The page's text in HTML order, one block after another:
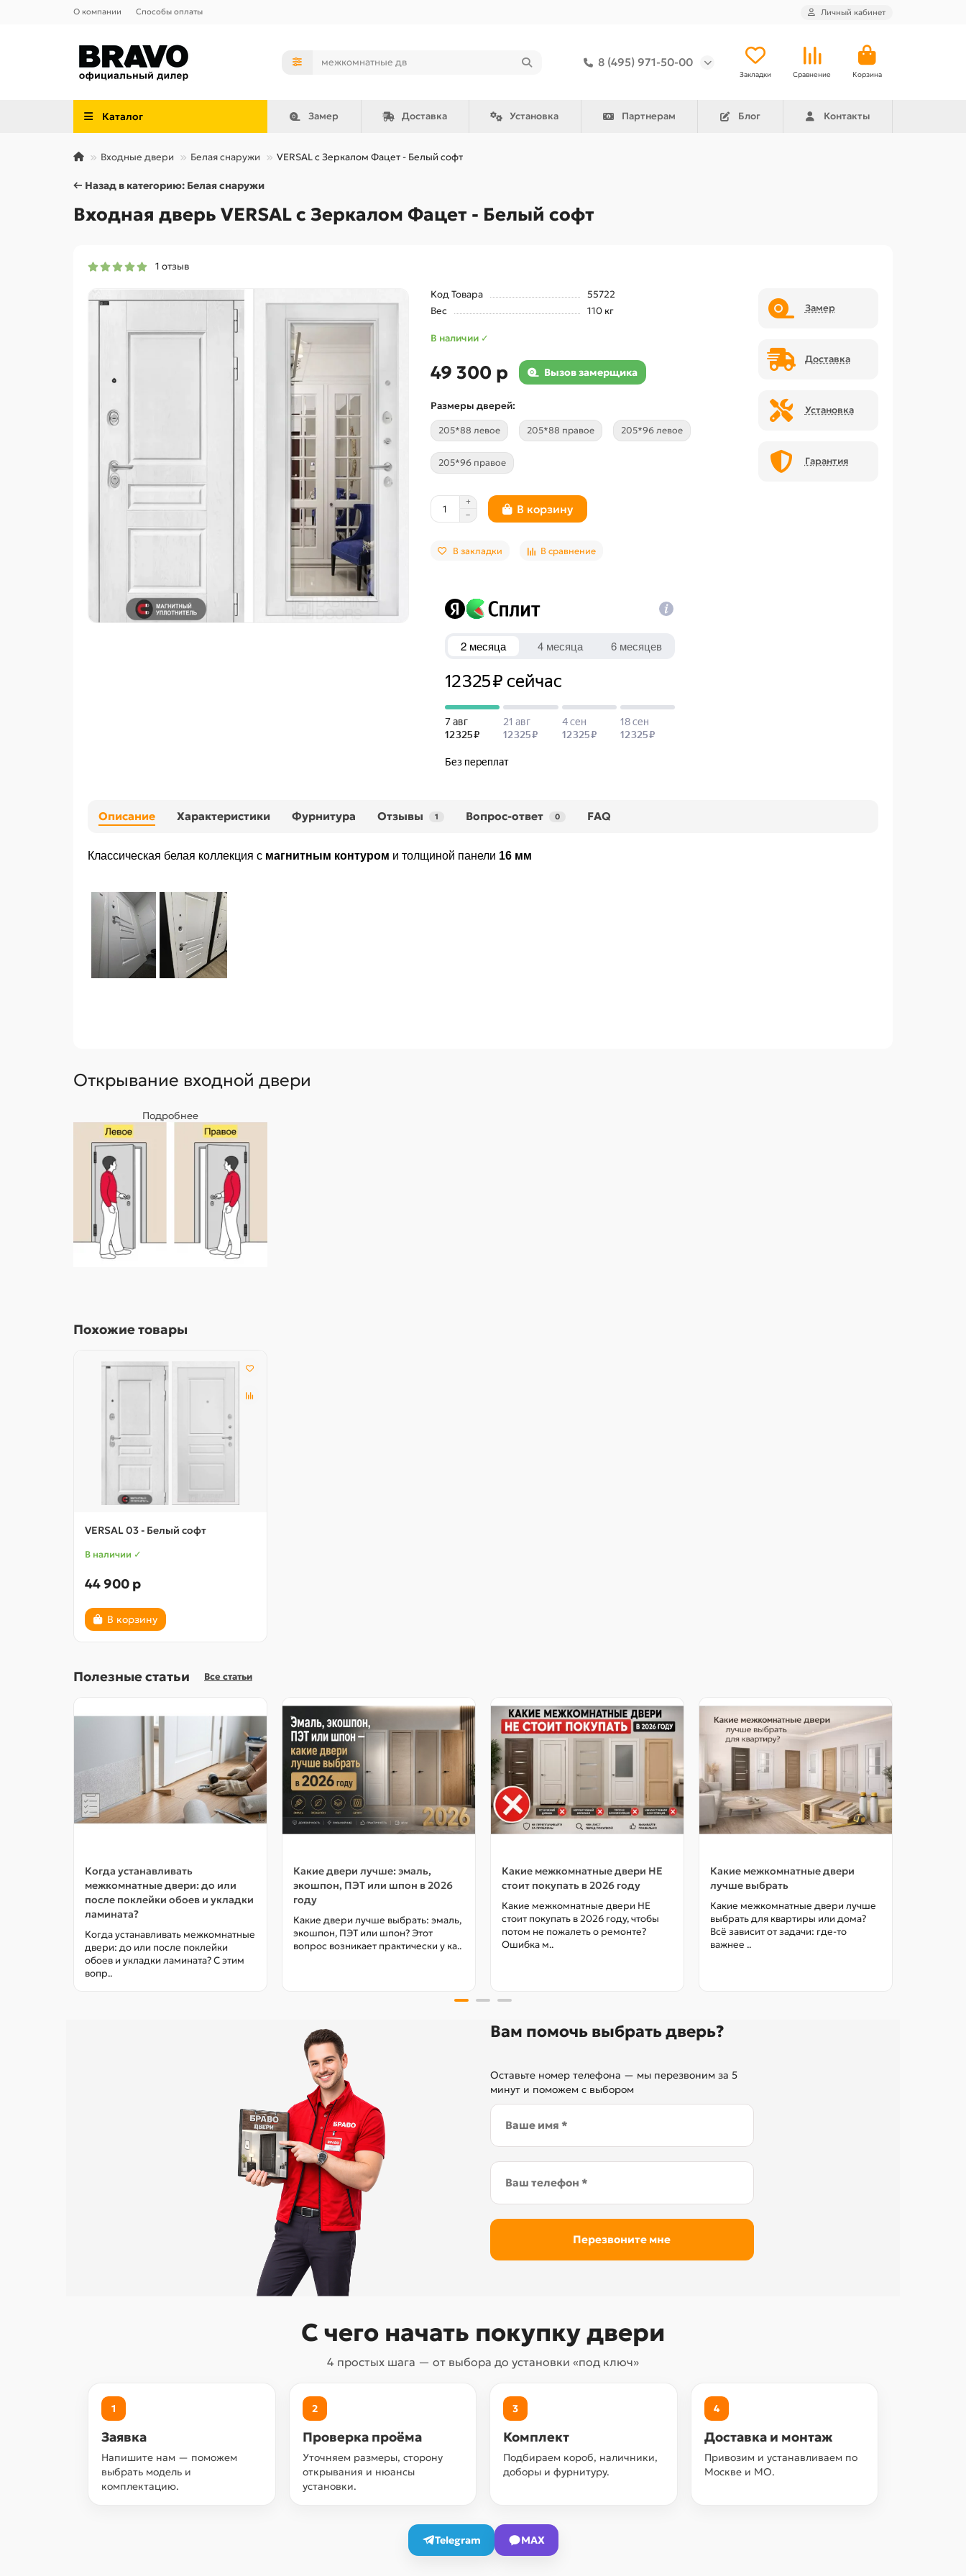
О компании Способы оплаты Личный кабинет
8 (495) 971-50-00
Закладки Сравнение Корзина
Каталог Замер Доставка Установка Партнерам Блог Контакты
Входные двери Белая снаружи VERSAL с Зеркалом Фацет - Белый софт
← Назад в категорию: Белая снаружи
Входная дверь VERSAL с Зеркалом Фацет - Белый софт
1 отзыв
Код Товара
55722
Вес
110 кг
В наличии ✓
49 300 р Вызов замерщика
Размеры дверей:
205*88 левое 205*88 правое 205*96 левое
205*96 правое
В корзину
В закладки В сравнение
Замер
Доставка
Установка
Гарантия
Описание Характеристики Фурнитура Отзывы 1 Вопрос-ответ 0 FAQ
Классическая белая коллекция с магнитным контуром и толщиной панели 16 мм
Открывание входной двери
Подробнее
Похожие товары
VERSAL 03 - Белый софт
В наличии ✓
44 900 р
В корзину
Полезные статьи Все статьи
Когда устанавливать
межкомнатные двери: до или
после поклейки обоев и укладки
ламината?
Когда устанавливать межкомнатные
двери: до или после поклейки
обоев и укладки ламината? С этим
вопр..
Какие двери лучше: эмаль,
экошпон, ПЭТ или шпон в 2026
году
Какие двери лучше выбрать: эмаль,
экошпон, ПЭТ или шпон? Этот
вопрос возникает практически у ка..
Какие межкомнатные двери НЕ
стоит покупать в 2026 году
Какие межкомнатные двери НЕ
стоит покупать в 2026 году, чтобы
потом не пожалеть о ремонте?
Ошибка м..
Какие межкомнатные двери
лучше выбрать
Какие межкомнатные двери лучше
выбрать для квартиры или дома?
Всё зависит от задачи: где-то
важнее ..
Вам помочь выбрать дверь?
Оставьте номер телефона — мы перезвоним за 5
минут и поможем с выбором
С чего начать покупку двери
4 простых шага — от выбора до установки «под ключ»
1
Заявка
Напишите нам — поможем
выбрать модель и
комплектацию.
2
Проверка проёма
Уточняем размеры, сторону
открывания и нюансы
установки.
3
Комплект
Подбираем короб, наличники,
доборы и фурнитуру.
4
Доставка и монтаж
Привозим и устанавливаем по
Москве и МО.
Telegram MAX